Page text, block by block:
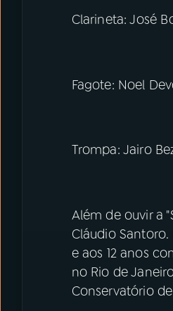
Clarineta: José
Fagote: Noel
Trompa: Jairo
Além de ouvir a
Cláudio
e aos 12 anos
no Rio de
Conservatório